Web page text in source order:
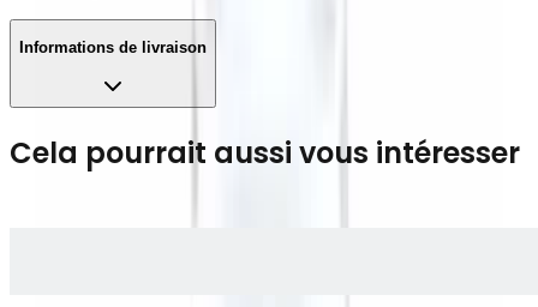
Informations de livraison
Cela pourrait aussi vous intéresser